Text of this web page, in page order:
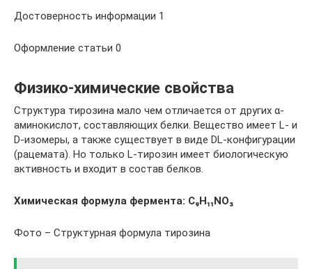
Достоверность информации 1
Оформление статьи 0
Физико-химические свойства
Структура тирозина мало чем отличается от других α-
аминокислот, составляющих белки. Вещество имеет L- и
D-изомеры, а также существует в виде DL-конфигурации
(рацемата). Но только L-тирозин имеет биологическую
активность и входит в состав белков.
Химическая формула фермента: C₉H₁₁NO₃
Фото – Структурная формула тирозина